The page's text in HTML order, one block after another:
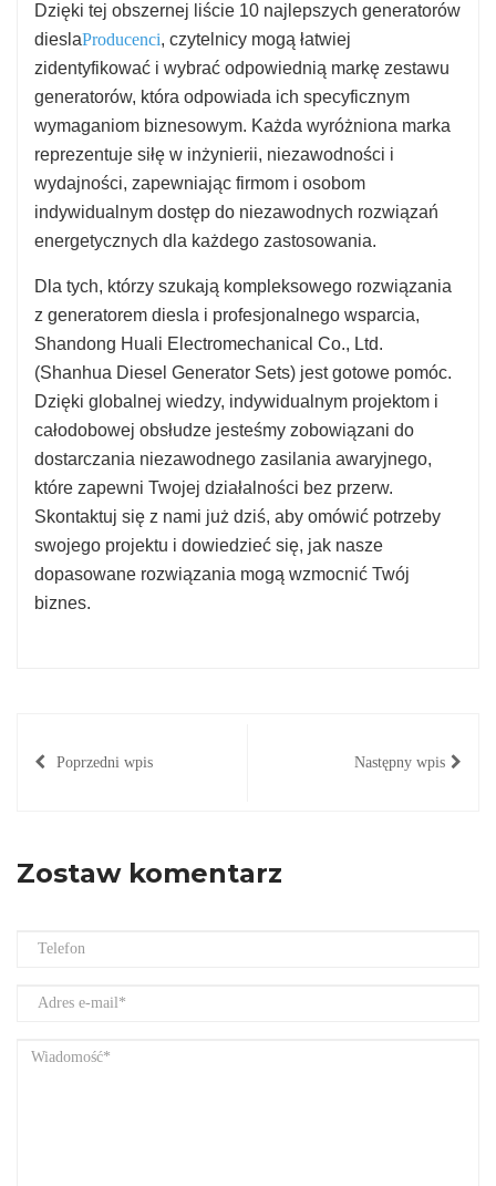
Dzięki tej obszernej liście 10 najlepszych generatorów
dieslaProducenci, czytelnicy mogą łatwiej
zidentyfikować i wybrać odpowiednią markę zestawu
generatorów, która odpowiada ich specyficznym
wymaganiom biznesowym. Każda wyróżniona marka
reprezentuje siłę w inżynierii, niezawodności i
wydajności, zapewniając firmom i osobom
indywidualnym dostęp do niezawodnych rozwiązań
energetycznych dla każdego zastosowania.
Dla tych, którzy szukają kompleksowego rozwiązania
z generatorem diesla i profesjonalnego wsparcia,
Shandong Huali Electromechanical Co., Ltd.
(Shanhua Diesel Generator Sets) jest gotowe pomóc.
Dzięki globalnej wiedzy, indywidualnym projektom i
całodobowej obsłudze jesteśmy zobowiązani do
dostarczania niezawodnego zasilania awaryjnego,
które zapewni Twojej działalności bez przerw.
Skontaktuj się z nami już dziś, aby omówić potrzeby
swojego projektu i dowiedzieć się, jak nasze
dopasowane rozwiązania mogą wzmocnić Twój
biznes.
Poprzedni wpis Następny wpis
Zostaw komentarz